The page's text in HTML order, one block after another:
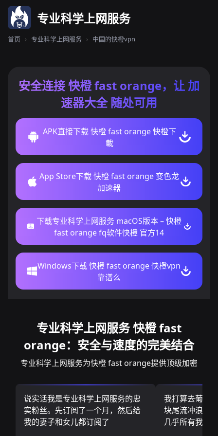
专业科学上网服务
首页 › 专业科学上网服务 › 中国的快橙vpn
安全连接 快橙 fast orange，让 加
速器大全 随处可用
APK直接下载 快橙 fast orange 快橙下
載
App Store下载 快橙 fast orange 变色龙
加速器
下载专业科学上网服务 macOS版本 – 快橙
fast orange fq软件快橙 官方14
Windows下载 快橙 fast orange 快橙vpn
靠谱么
专业科学上网服务 快橙 fast
orange：安全与速度的完美结合
专业科学上网服务为快橙 fast orange提供顶级加密
说实话我是专业科学上网服务的忠
实粉丝。先订阅了一个月，然后给
我的妻子和女儿都订阅了
我打算去葡萄
块尾流冲浪板
几乎所有我需